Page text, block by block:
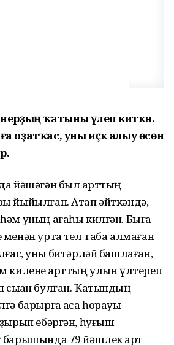
ҡатыны үлеп киткән.
оҙатҡас, уны иҫкә алыу өсөн
йәшәгән был ҡарттың
йыйылған. Атап әйткәндә,
уның ағаһы килгән. Быға
уртаҡ тел таба алмаған
уны битәрләй башлаған,
килене ҡарттың улын үлтереп
булған. Ҡатындың
барырға аҡса һорауы
ебәргән, һуғыш
барышында 79 йәшлек ҡарт